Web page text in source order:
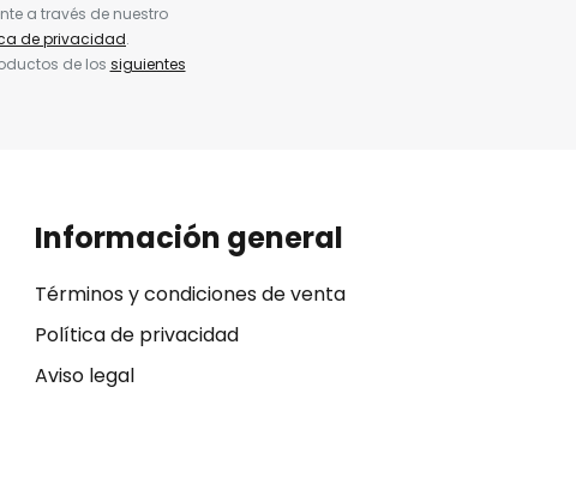
a través de nuestro
de privacidad.
de los siguientes
Información general
Términos y condiciones de venta
Política de privacidad
Aviso legal